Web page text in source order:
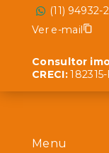
Menu
(11) 94932-
Ver e-mail
Consultor
CRECI:182315-